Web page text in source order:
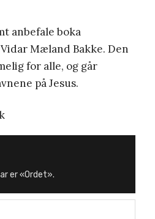
anbefale boka
Vidar Mæland Bakke. Den
for alle, og går
på Jesus.
er «Ordet».